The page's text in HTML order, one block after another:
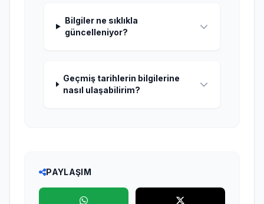
Bilgiler ne sıklıkla
güncelleniyor?
Geçmiş tarihlerin bilgilerine
nasıl ulaşabilirim?
PAYLAŞIM